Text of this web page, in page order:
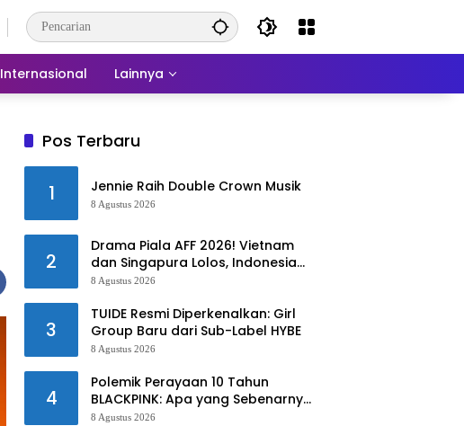
Internasional Lainnya
Pos Terbaru
1 Jennie Raih Double Crown Musik
8 Agustus 2026
2
Drama Piala AFF 2026! Vietnam
dan Singapura Lolos, Indonesia
Harus Tersingkir
8 Agustus 2026
3
TUIDE Resmi Diperkenalkan: Girl
Group Baru dari Sub-Label HYBE
8 Agustus 2026
4
Polemik Perayaan 10 Tahun
BLACKPINK: Apa yang Sebenarnya
Terjadi?
8 Agustus 2026